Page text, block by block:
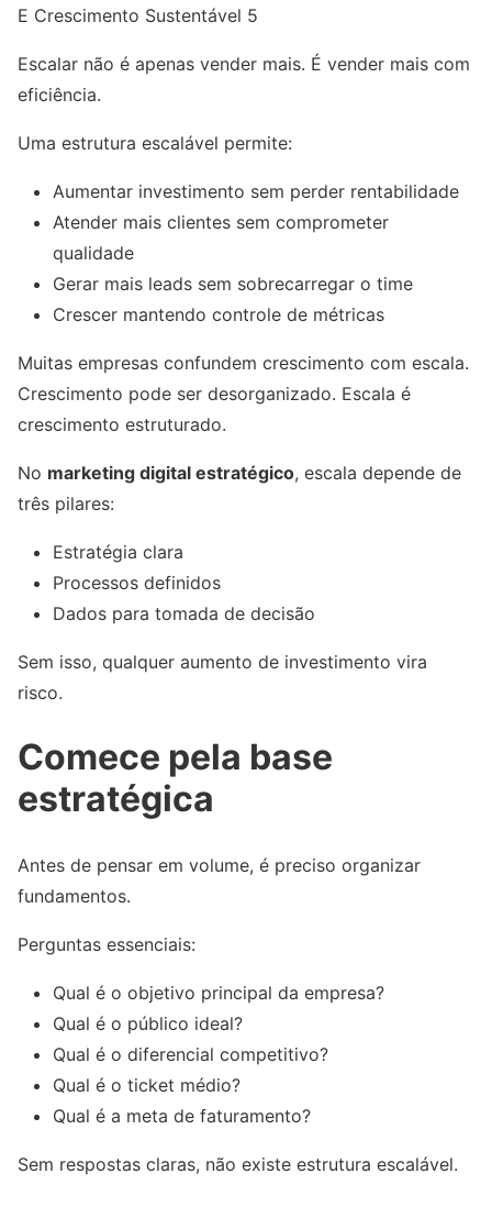
E Crescimento Sustentável 5
Escalar não é apenas vender mais. É vender mais com
eficiência.
Uma estrutura escalável permite:
Aumentar investimento sem perder rentabilidade
Atender mais clientes sem comprometer
qualidade
Gerar mais leads sem sobrecarregar o time
Crescer mantendo controle de métricas
Muitas empresas confundem crescimento com escala.
Crescimento pode ser desorganizado. Escala é
crescimento estruturado.
No marketing digital estratégico, escala depende de
três pilares:
Estratégia clara
Processos definidos
Dados para tomada de decisão
Sem isso, qualquer aumento de investimento vira
risco.
Comece pela base
estratégica
Antes de pensar em volume, é preciso organizar
fundamentos.
Perguntas essenciais:
Qual é o objetivo principal da empresa?
Qual é o público ideal?
Qual é o diferencial competitivo?
Qual é o ticket médio?
Qual é a meta de faturamento?
Sem respostas claras, não existe estrutura escalável.